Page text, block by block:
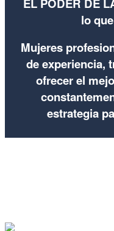
lo
Mujeres
de experiencia,
ofrecer el
estrategia